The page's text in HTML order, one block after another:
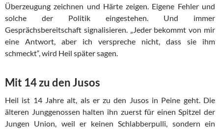
Überzeugung zeichnen und Härte zeigen. Eigene Fehler und
solche der Politik eingestehen. Und immer
Gesprächsbereitschaft signalisieren. „Jeder bekommt von mir
eine Antwort, aber ich verspreche nicht, dass sie ihm
schmeckt“, wird Heil später sagen.
Mit 14 zu den Jusos
Heil ist 14 Jahre alt, als er zu den Jusos in Peine geht. Die
älteren Junggenossen halten ihn zuerst für einen Spitzel der
Jungen Union, weil er keinen Schlabberpulli, sondern ein